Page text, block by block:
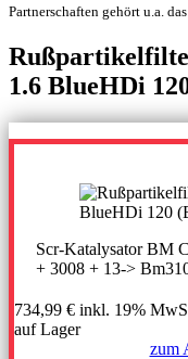
Partnerschaften gehört u.a.
1.6 BlueHDi
Scr-Katalysator BM
+ 3008 + 13->
734,99 € inkl. 19%
auf Lager
zum